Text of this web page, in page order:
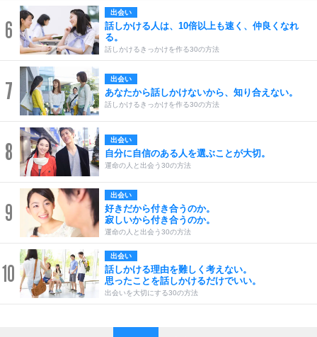
6
出会い
話しかける人は、10倍以上も速く、仲良くなれ
る。
話しかけるきっかけを作る30の方法
7 出会い
あなたから話しかけないから、知り合えない。
話しかけるきっかけを作る30の方法
8 出会い
自分に自信のある人を選ぶことが大切。
運命の人と出会う30の方法
9
出会い
好きだから付き合うのか。
寂しいから付き合うのか。
運命の人と出会う30の方法
10
出会い
話しかける理由を難しく考えない。
思ったことを話しかけるだけでいい。
出会いを大切にする30の方法